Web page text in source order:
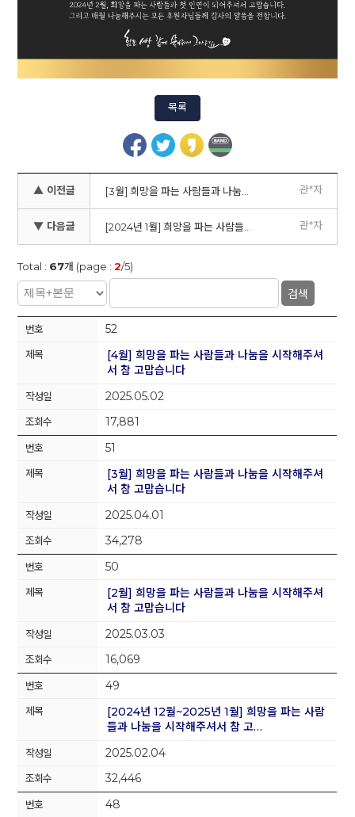
목록
▲ 이전글 관*자
▼ 다음글 관*자
Total : 67개 (page :2/5)
검색
52
[4월] 희망을 파는 사람들과 나눔을 시작해주셔
서 참 고맙습니다
2025.05.02
17,881
51
[3월] 희망을 파는 사람들과 나눔을 시작해주셔
서 참 고맙습니다
2025.04.01
34,278
50
[2월] 희망을 파는 사람들과 나눔을 시작해주셔
서 참 고맙습니다
2025.03.03
16,069
49
[2024년 12월~2025년 1월] 희망을 파는 사람
들과 나눔을 시작해주셔서 참 고…
2025.02.04
32,446
48